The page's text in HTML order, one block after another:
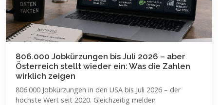
806.000 Jobkürzungen bis Juli 2026 – aber
Österreich stellt wieder ein: Was die Zahlen
wirklich zeigen
806.000 Jobkürzungen in den USA bis Juli 2026 – der
höchste Wert seit 2020. Gleichzeitig melden